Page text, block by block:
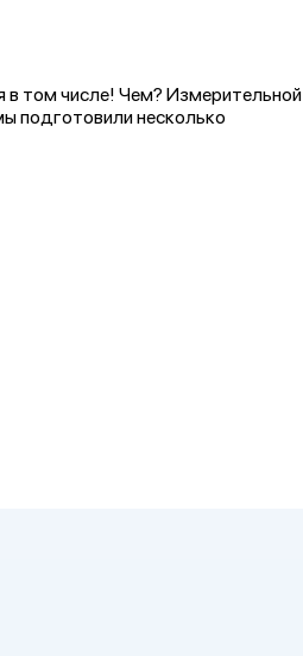
в том числе! Чем? Измерительной
подготовили несколько